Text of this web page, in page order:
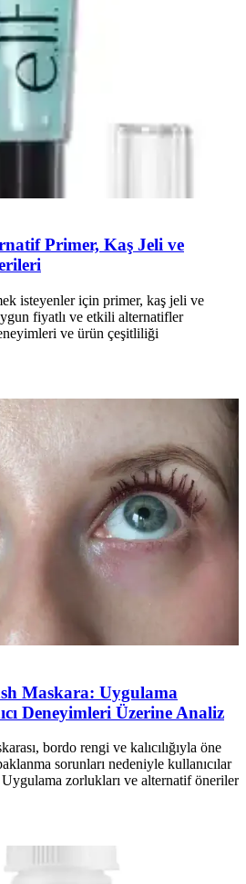
Primer, Kaş Jeli ve
isteyenler için primer, kaş jeli ve
fiyatlı ve etkili alternatifler
ve ürün çeşitliliği
Maskara: Uygulama
Deneyimleri Üzerine Analiz
bordo rengi ve kalıcılığıyla öne
sorunları nedeniyle kullanıcılar
Uygulama zorlukları ve alternatif öneriler